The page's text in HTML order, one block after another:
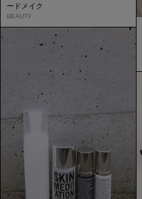
ードメイク
BEAUTY